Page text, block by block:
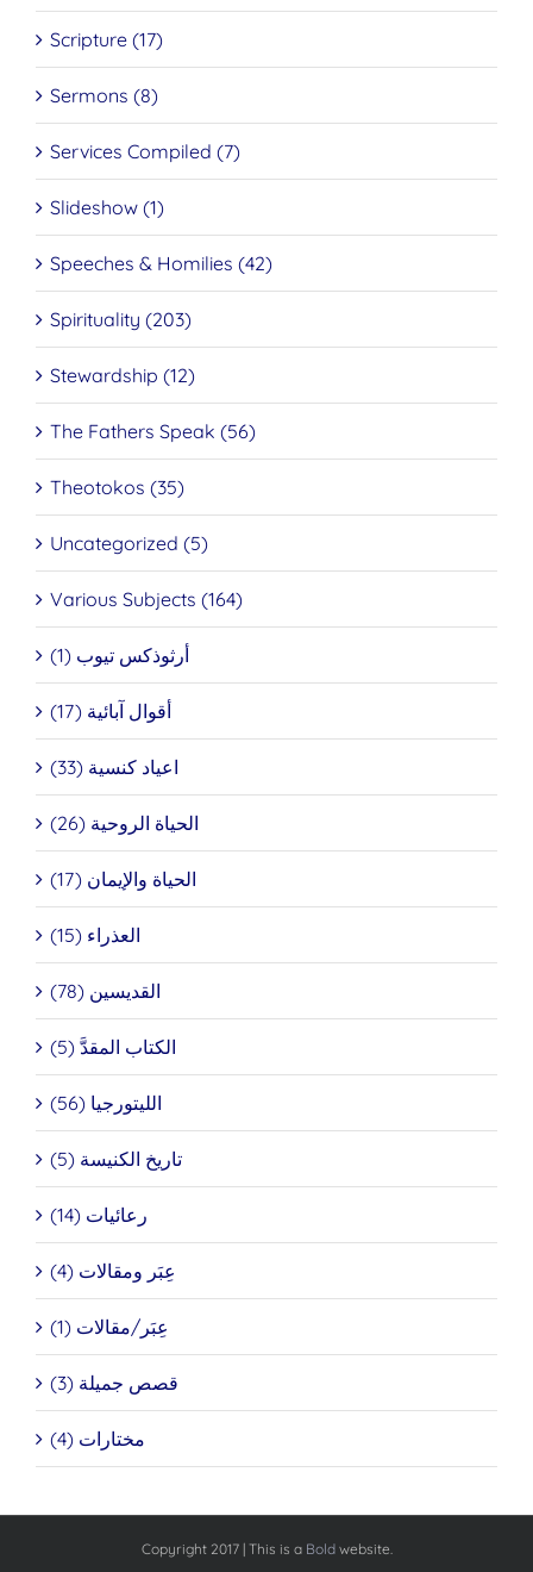
Scripture (17)
Sermons (8)
Services Compiled (7)
Slideshow (1)
Speeches & Homilies (42)
Spirituality (203)
Stewardship (12)
The Fathers Speak (56)
Theotokos (35)
Uncategorized (5)
Various Subjects (164)
أرثوذكس تيوب (1)
أقوال آبائية (17)
اعياد كنسية (33)
الحياة الروحية (26)
الحياة والإيمان (17)
العذراء (15)
القديسين (78)
الكتاب المقدَّ (5)
الليتورجيا (56)
تاريخ الكنيسة (5)
رعائيات (14)
عِبَر ومقالات (4)
عِبَر/مقالات (1)
قصص جميلة (3)
مختارات (4)
Copyright 2017 | This is a Boldwebsite.